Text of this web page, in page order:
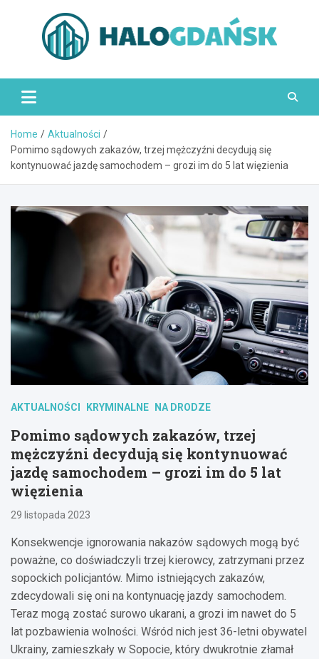
HaloGdańsk.pl
Home
Aktualności
Pomimo sądowych zakazów, trzej mężczyźni decydują się
kontynuować jazdę samochodem – grozi im do 5 lat więzienia
AKTUALNOŚCI KRYMINALNE NA DRODZE
Pomimo sądowych zakazów, trzej
mężczyźni decydują się kontynuować
jazdę samochodem – grozi im do 5 lat
więzienia
29 listopada 2023
Konsekwencje ignorowania nakazów sądowych mogą być
poważne, co doświadczyli trzej kierowcy, zatrzymani przez
sopockich policjantów. Mimo istniejących zakazów,
zdecydowali się oni na kontynuację jazdy samochodem.
Teraz mogą zostać surowo ukarani, a grozi im nawet do 5
lat pozbawienia wolności. Wśród nich jest 36-letni obywatel
Ukrainy, zamieszkały w Sopocie, który dwukrotnie złamał